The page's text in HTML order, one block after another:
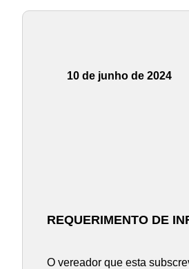
10 de junho de 2024
REQUERIMENTO DE
O vereador que esta